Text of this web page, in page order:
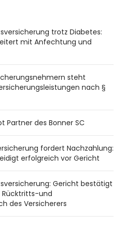
trotz Diabetes:
mit Anfechtung und
steht
nach §
Partner des Bonner SC
fordert Nachzahlung:
erfolgreich vor Gericht
Gericht bestätigt
und
des Versicherers